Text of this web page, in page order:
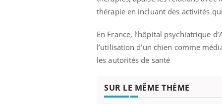
thérapie en incluant des activités
En France, l’hôpital psychiatrique
l’utilisation d’un chien comme
les autorités de santé
SUR LE MÊME THÈME